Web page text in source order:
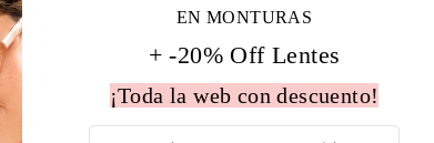
EN MONTURAS
+ -20% Off Lentes
¡Toda la web con descuento!